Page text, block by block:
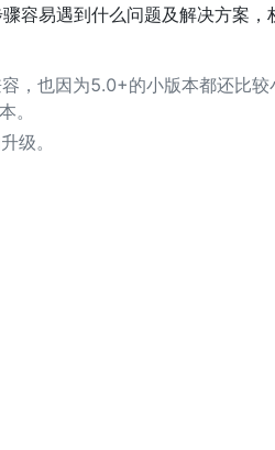
容易遇到什么问题及解决方案
，也因为5.0+的小版本都还比较
。
级。